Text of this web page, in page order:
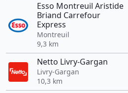
Esso Montreuil Aristide
Briand Carrefour
Express
Montreuil
9,3 km
Netto Livry-Gargan
Livry-Gargan
10,3 km